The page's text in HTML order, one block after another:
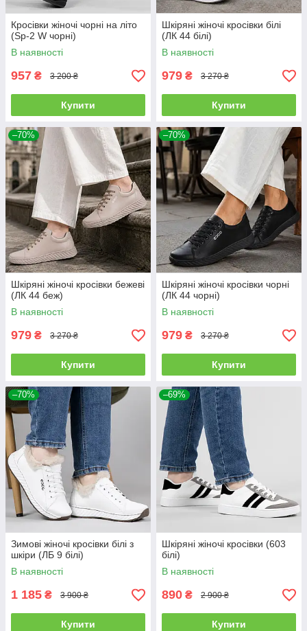
Кросівки жіночі чорні на літо
(Sp-2 W чорні)
В наявності
957 ₴ 3 200 ₴
Купити
Шкіряні жіночі кросівки білі
(ЛК 44 білі)
В наявності
979 ₴ 3 270 ₴
Купити
–70%
Шкіряні жіночі кросівки бежеві
(ЛК 44 беж)
В наявності
979 ₴ 3 270 ₴
Купити
–70%
Шкіряні жіночі кросівки чорні
(ЛК 44 чорні)
В наявності
979 ₴ 3 270 ₴
Купити
–70%
Зимові жіночі кросівки білі з
шкіри (ЛБ 9 білі)
В наявності
1 185 ₴ 3 900 ₴
Купити
–69%
Шкіряні жіночі кросівки (603
білі)
В наявності
890 ₴ 2 900 ₴
Купити